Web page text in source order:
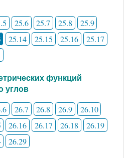
25.6 25.7 25.8
25.9
25.14 25.15 25.16
25.17
функций
углов
26.7 26.8 26.9
26.10
26.16 26.17 26.18
26.19
26.29